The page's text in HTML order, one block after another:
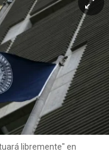
libremente" en